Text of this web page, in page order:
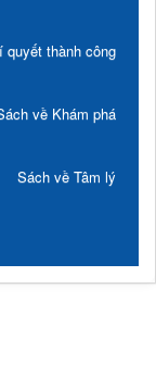
quyết thành công
về Khám phá
Sách về Tâm lý